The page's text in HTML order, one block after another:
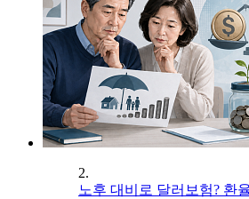
2.
노후 대비로 달러보험? 환